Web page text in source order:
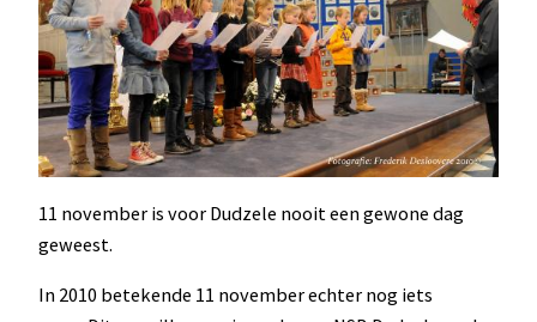
11 november is voor Dudzele nooit een gewone dag
geweest.
In 2010 betekende 11 november echter nog iets